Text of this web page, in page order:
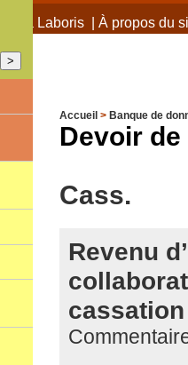
Terra Laboris| À propos du
Accueil > Banque de
Devoir
Cass.
Revenu
cassation